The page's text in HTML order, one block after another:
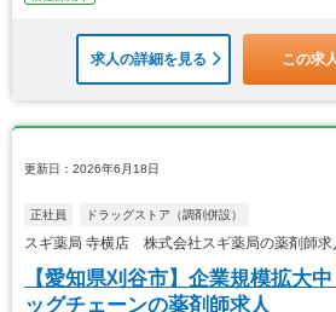
求人の詳細を見る この求
更新日：2026年6月18日
正社員 ドラッグストア（調剤併設）
スギ薬局 寺横店 株式会社スギ薬局の薬剤師求
【愛知県刈谷市】企業規模拡大
ッグチェーンの薬剤師求人